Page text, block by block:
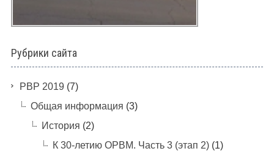
Рубрики сайта
PBP 2019 (7)
Общая информация (3)
История (2)
К 30-летию ОРВМ. Часть 3 (этап 2)(1)